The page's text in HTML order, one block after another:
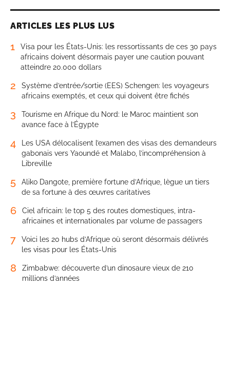
ARTICLES LES PLUS LUS
1
Visa pour les États-Unis: les ressortissants de ces 30 pays
africains doivent désormais payer une caution pouvant
atteindre 20.000 dollars
2
Système d’entrée/sortie (EES) Schengen: les voyageurs
africains exemptés, et ceux qui doivent être fichés
3
Tourisme en Afrique du Nord: le Maroc maintient son
avance face à l’Égypte
4
Les USA délocalisent l’examen des visas des demandeurs
gabonais vers Yaoundé et Malabo, l’incompréhension à
Libreville
5
Aliko Dangote, première fortune d’Afrique, lègue un tiers
de sa fortune à des œuvres caritatives
6
Ciel africain: le top 5 des routes domestiques, intra-
africaines et internationales par volume de passagers
7
Voici les 20 hubs d’Afrique où seront désormais délivrés
les visas pour les États-Unis
8
Zimbabwe: découverte d’un dinosaure vieux de 210
millions d’années